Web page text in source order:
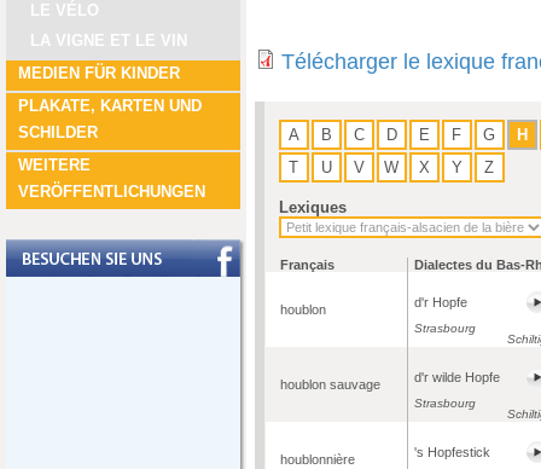
LE VÉLO
LA VIGNE ET LE VIN
MEDIEN FÜR KINDER
PLAKATE, KARTEN UND
SCHILDER
WEITERE
VERÖFFENTLICHUNGEN
Télécharger le lexique
A B C D E F G
H
T
U V W X Y Z
Lexiques
Français Dialectes du Bas-
houblon d'r Hopfe
Strasbourg
houblon sauvage d'r wilde Hopfe
Strasbourg
houblonnière 's Hopfestick